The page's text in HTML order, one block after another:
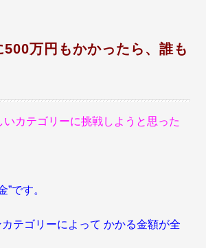
500万円もかかったら、誰も
カテゴリーに挑戦しようと思った
”です。
テゴリーによって かかる金額が全